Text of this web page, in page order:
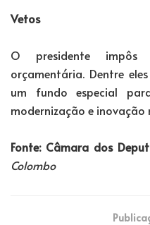
Vetos
O presidente
orçamentária. Dentre
um fundo especial
modernização e inovação
Fonte: Câmara dos
Colombo